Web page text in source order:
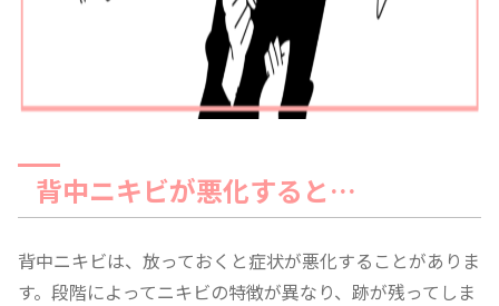
背中ニキビが悪化すると…
背中ニキビは、放っておくと症状が悪化することがありま
す。段階によってニキビの特徴が異なり、跡が残ってしま